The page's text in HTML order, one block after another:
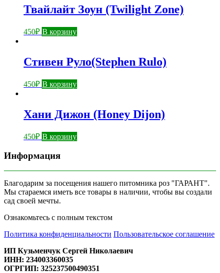
Твайлайт Зоун (Twilight Zone)
450₽ В корзину
Стивен Руло(Stephen Rulo)
450₽ В корзину
Хани Дижон (Honey Dijon)
450₽ В корзину
Информация
Благодарим за посещения нашего питомника роз "ГАРАНТ".
Мы стараемся иметь все товары в наличии, чтобы вы создали
сад своей мечты.
Ознакомьтесь с полным текстом
Политика конфиденциальности Пользовательское соглашение
ИП Кузьменчук Сергей Николаевич
ИНН: 234003360035
ОГРГИП: 325237500490351